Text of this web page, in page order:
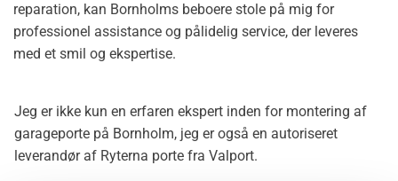
reparation, kan Bornholms beboere stole på mig for
professionel assistance og pålidelig service, der leveres
med et smil og ekspertise.
Jeg er ikke kun en erfaren ekspert inden for montering af
garageporte på Bornholm, jeg er også en autoriseret
leverandør af Ryterna porte fra Valport.